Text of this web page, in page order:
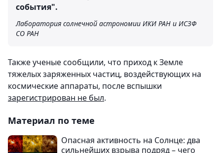
события".
Лаборатория солнечной астрономии ИКИ РАН и ИСЗФ
СО РАН
Также ученые сообщили, что приход к Земле
тяжелых заряженных частиц, воздействующих на
космические аппараты, после вспышки
зарегистрирован не был.
Материал по теме
Опасная активность на Солнце: два
сильнейших взрыва подряд – чего